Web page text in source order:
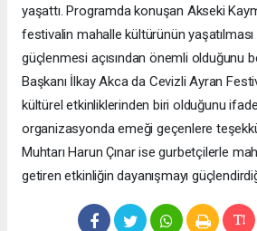
yaşattı. Programda konuşan Akseki
festivalin mahalle kültürünün
güçlenmesi açısından önemli olduğunu
Başkanı İlkay Akca da Cevizli Ayran
kültürel etkinliklerinden biri olduğunu
organizasyonda emeği geçenlere
Muhtarı Harun Çınar ise gurbetçilerle
getiren etkinliğin dayanışmayı